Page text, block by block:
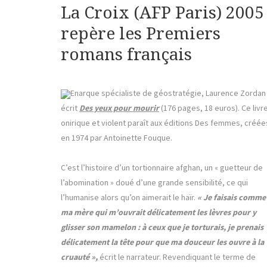
La Croix (AFP Paris) 2005
repère les Premiers
romans français
Enarque spécialiste de géostratégie, Laurence Zordan
écrit Des yeux pour mourir(176 pages, 18 euros). Ce livre
onirique et violent paraît aux éditions Des femmes,
en 1974 par Antoinette Fouque.
C’est l’histoire d’un tortionnaire afghan, un « guetteur de
l’abomination » doué d’une grande sensibilité, ce qui
l’humanise alors qu’on aimerait le haïr. « Je faisais comme
ma mère qui m’ouvrait délicatement les lèvres pour y
glisser son mamelon : à ceux que je torturais, je prenais
délicatement la tête pour que ma douceur les ouvre à la
cruauté », écrit le narrateur. Revendiquant le terme de